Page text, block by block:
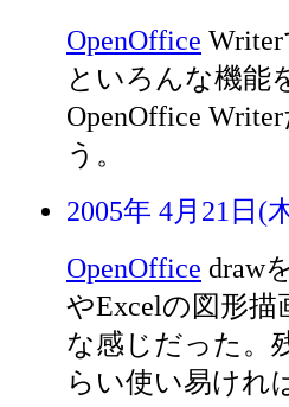
OpenOffice
といろんな機能
OpenOffice
う。
2005年 4月21日(
OpenOffice draw
やExcelの図形描
な感じだった。
らい使い易けれ